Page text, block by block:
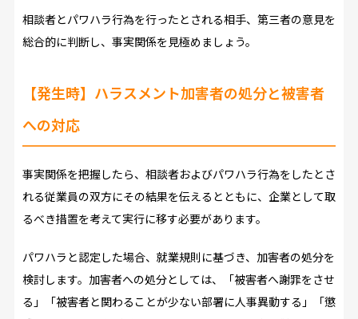
相談者とパワハラ行為を行ったとされる相手、第三者の意見を
総合的に判断し、事実関係を見極めましょう。
【発生時】ハラスメント加害者の処分と被害者
への対応
事実関係を把握したら、相談者およびパワハラ行為をしたとさ
れる従業員の双方にその結果を伝えるとともに、企業として取
るべき措置を考えて実行に移す必要があります。
パワハラと認定した場合、就業規則に基づき、加害者の処分を
検討します。加害者への処分としては、「被害者へ謝罪をさせ
る」「被害者と関わることが少ない部署に人事異動する」「懲